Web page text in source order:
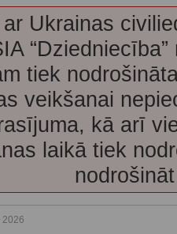
Ukrainas
tiek
veikšanai
kā arī
laikā tiek
2026